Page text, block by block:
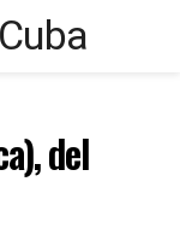
del